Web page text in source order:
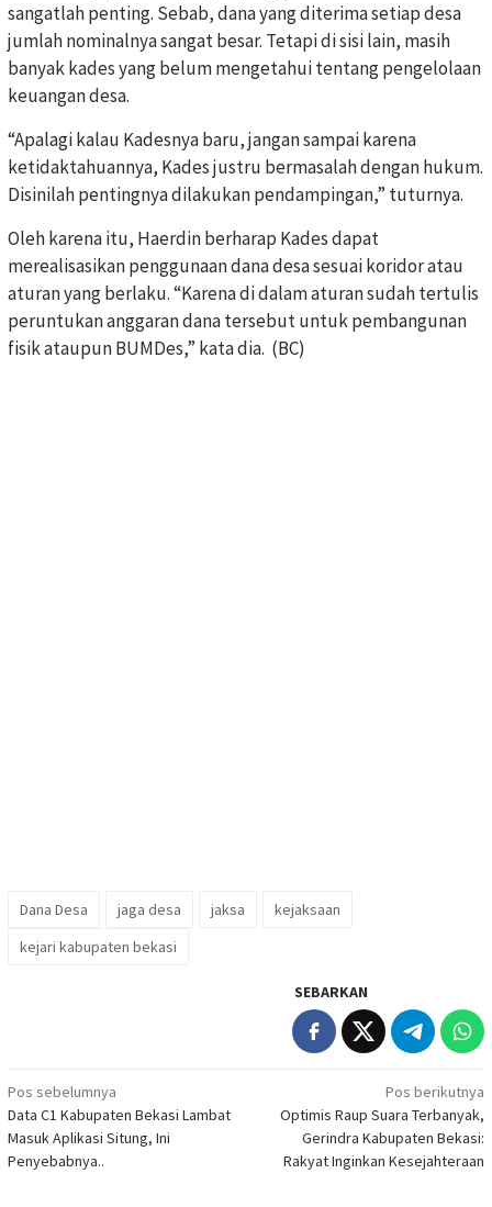
sangatlah penting. Sebab, dana yang diterima setiap desa
jumlah nominalnya sangat besar. Tetapi di sisi lain, masih
banyak kades yang belum mengetahui tentang pengelolaan
keuangan desa.
“Apalagi kalau Kadesnya baru, jangan sampai karena
ketidaktahuannya, Kades justru bermasalah dengan hukum.
Disinilah pentingnya dilakukan pendampingan,” tuturnya.
Oleh karena itu, Haerdin berharap Kades dapat
merealisasikan penggunaan dana desa sesuai koridor atau
aturan yang berlaku. “Karena di dalam aturan sudah tertulis
peruntukan anggaran dana tersebut untuk pembangunan
fisik ataupun BUMDes,” kata dia. (BC)
Dana Desa jaga desa jaksa
kejaksaan
kejari kabupaten bekasi
SEBARKAN
Navigasi
pos
Pos sebelumnya
Data C1 Kabupaten Bekasi Lambat
Masuk Aplikasi Situng, Ini
Penyebabnya..
Pos berikutnya
Optimis Raup Suara Terbanyak,
Gerindra Kabupaten Bekasi:
Rakyat Inginkan Kesejahteraan